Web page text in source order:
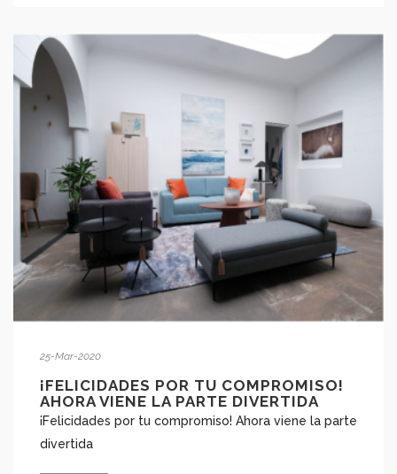
25-Mar-2020
¡FELICIDADES POR TU COMPROMISO!
AHORA VIENE LA PARTE DIVERTIDA
¡Felicidades por tu compromiso! Ahora viene la parte
divertida